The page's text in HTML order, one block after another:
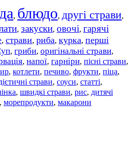
, блюдо, другі страви,
, закуски, овочі, гарячі
, страви, риба, курка, перші
, гриби, оригінальні страви,
, напої, гарніри, пісні страви,
, котлети, печиво, фрукти, піца,
страви, соуси, статті,
, швидкі страви, рис, дитячі
, морепродукти, макарони